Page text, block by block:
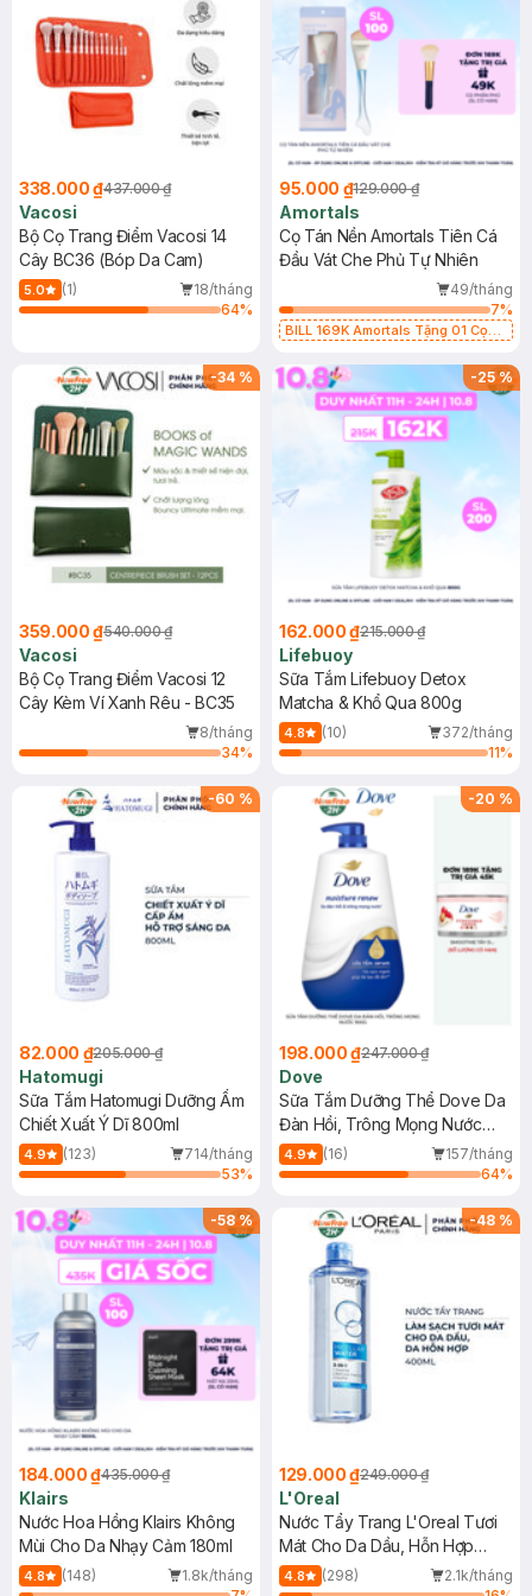
338.000 ₫437.000 ₫
Vacosi
Bộ Cọ Trang Điểm Vacosi 14
Cây BC36 (Bóp Da Cam)
5.0 (1)
18/tháng
64%
95.000 ₫129.000 ₫
Amortals
Cọ Tán Nền Amortals Tiên Cá
Đầu Vát Che Phủ Tự Nhiên
49/tháng
7%
BILL 169K Amortals Tặng 01 Cọ
Cấp (SL có hạn)
-34 %
359.000 ₫540.000 ₫
Vacosi
Bộ Cọ Trang Điểm Vacosi 12
Cây Kèm Ví Xanh Rêu - BC35
8/tháng
34%
-25%
162.000 ₫215.000 ₫
Lifebuoy
Sữa Tắm Lifebuoy Detox
Matcha & Khổ Qua 800g
4.8 (10)
372/tháng
11%
-60 %
82.000 ₫205.000 ₫
Hatomugi
Sữa Tắm Hatomugi Dưỡng Ẩm
Chiết Xuất Ý Dĩ 800ml
4.9 (123)
714/tháng
53%
-20 %
198.000 ₫247.000 ₫
Dove
Sữa Tắm Dưỡng Thể Dove Da
Đàn Hồi, Trông Mọng Nước
900g
4.9 (16)
157/tháng
64%
-58%
184.000 ₫435.000 ₫
Klairs
Nước Hoa Hồng Klairs Không
Mùi Cho Da Nhạy Cảm 180ml
4.8 (148)
1.8k/tháng
-48 %
129.000 ₫249.000 ₫
L'Oreal
Nước Tẩy Trang L'Oreal Tươi
Mát Cho Da Dầu, Hỗn Hợp
400ml
4.8 (298)
2.1k/tháng